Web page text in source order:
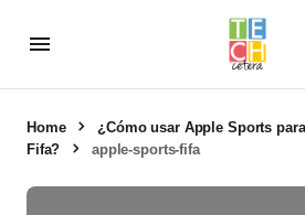
Home
¿Cómo usar Apple Sports
Fifa?
apple-sports-fifa